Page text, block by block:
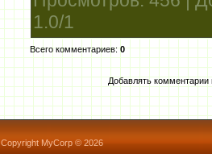
1.0/1
Всего комментариев:0
Добавлять комментарии
Copyright MyCorp © 2026